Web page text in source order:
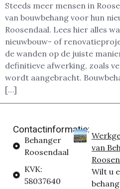
Steeds meer mensen in
van bouwbehang voor hun
Roosendaal. Lees hier alles
nieuwbouw- of
de wanden op de juiste
definitieve afwerking, zoals
wordt aangebracht.
[…]
Contactinformatie:
Behanger
Roosendaal
KVK:
58037640
van
Wilt u